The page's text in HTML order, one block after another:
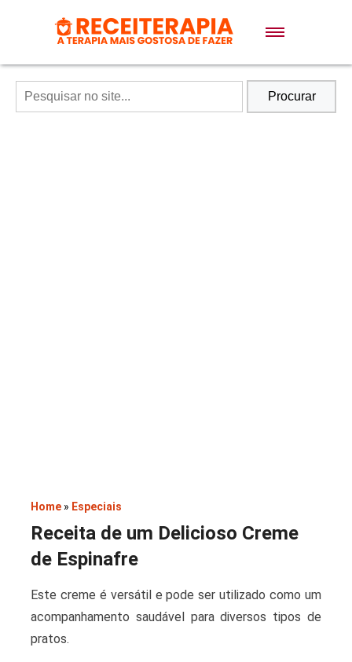
Doces e Sobremesas
Air Fryer
Procurar
Home » Especiais
Receita de um Delicioso Creme
de Espinafre
Este creme é versátil e pode ser utilizado como um
acompanhamento saudável para diversos tipos de
pratos.